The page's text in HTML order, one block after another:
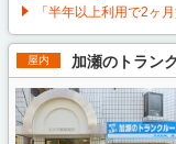
「半年以上利用で2ヶ月
屋内 加瀬のトラン